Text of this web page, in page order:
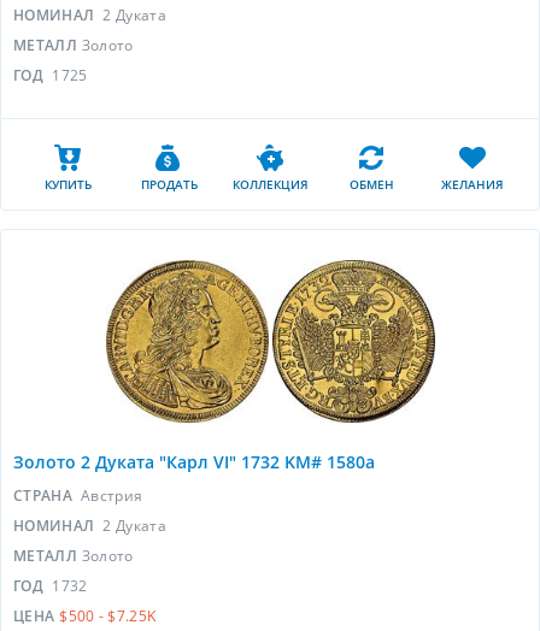
НОМИНАЛ 2 Дуката
МЕТАЛЛ Золото
ГОД 1725
КУПИТЬ ПРОДАТЬ КОЛЛЕКЦИЯ ОБМЕН ЖЕЛАНИЯ
Золото 2 Дуката "Карл VI" 1732 KM# 1580a
СТРАНА Австрия
НОМИНАЛ 2 Дуката
МЕТАЛЛ Золото
ГОД 1732
ЦЕНА $500 - $7.25K